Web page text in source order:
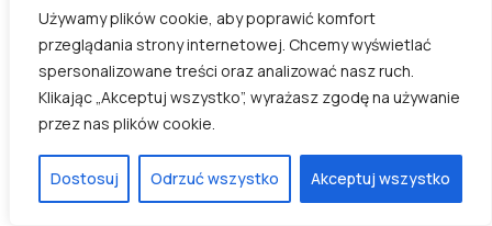
Używamy plików cookie, aby poprawić komfort
przeglądania strony internetowej. Chcemy wyświetlać
spersonalizowane treści oraz analizować nasz ruch.
Klikając „Akceptuj wszystko”, wyrażasz zgodę na używanie
przez nas plików cookie.
Dostosuj Odrzuć wszystko Akceptuj wszystko